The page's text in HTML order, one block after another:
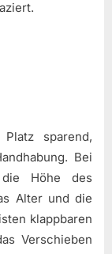
sparend,
Bei
Höhe des
Alter und die
klappbaren
Verschieben